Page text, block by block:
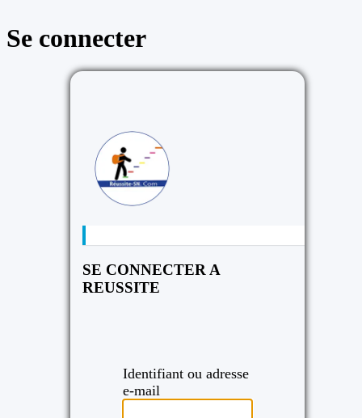
Se connecter
SE CONNECTER A
REUSSITE
Identifiant ou adresse
e-mail